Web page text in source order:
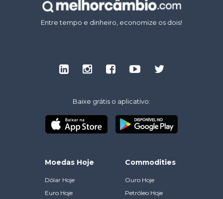
Entre tempo e dinheiro, economize os dois!
Baixe grátis o aplicativo:
Moedas Hoje
Dólar Hoje
Euro Hoje
Commodities
Ouro Hoje
Petróleo Hoje